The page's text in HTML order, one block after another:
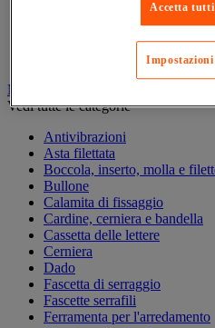
Cemento, calcestruzzo e
Colla e pareti da pavimento
Minuteria
Vedi tutte le categorie
Antivibrazioni
Asta filettata
Boccola, inserto, molla e
Bullone
Calamita di fissaggio
Cardine, cerniera e bandella
Cassetta delle lettere
Cerniera
Dado
Fascetta di serraggio
Fascette serrafili
Ferramenta per l'arredamento
Accetta tutti
Impostazioni